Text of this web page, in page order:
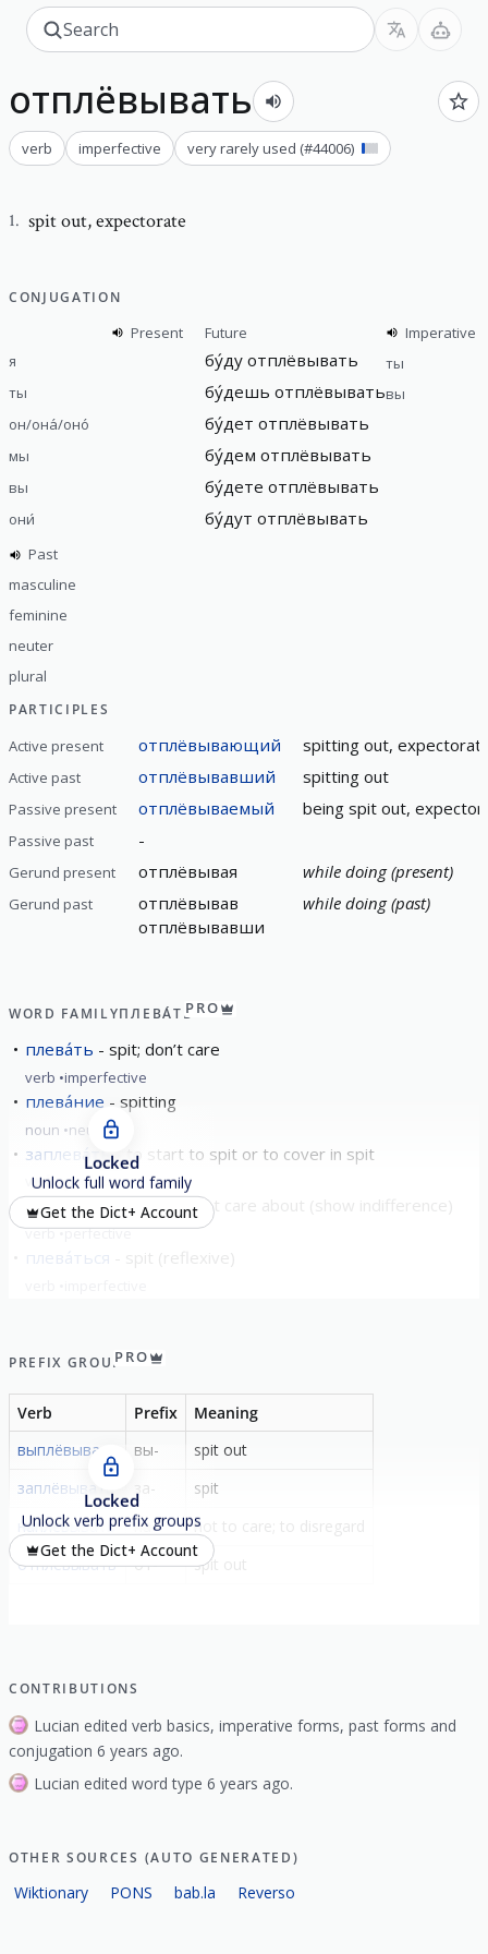
отплёвывать
verb imperfective very rarely used (#44006)
1. spit out,expectorate
CONJUGATION
Present
Future
я
бу́ду отплёвывать
ты бу́дешь отплёвывать
он/она́/оно́ бу́дет отплёвывать
мы бу́дем отплёвывать
вы бу́дете отплёвывать
они́ бу́дут отплёвывать
Imperative
ты
вы
Past
masculine
feminine
neuter
plural
PARTICIPLES
Active present отплёвывающий spitting out,
Active past отплёвывавший spitting out
Passive present отплёвываемый being spit out,
Passive past -
Gerund present отплёвывая while doing (present)
Gerund past
отплёвывав
отплёвывавши
while doing (past)
WORD FAMILYПЛЕВА́ТЬPRO
плева́ть spit; don’t care
verb imperfective
плева́ние spitting
noun neuter
заплева́ть to start to spit or to cover in spit
verb perfective
наплева́ть "spit" to not care about (show indifference)
verb perfective
плева́ться
Locked
Unlock full word family
Get the Dict+ Account
PREFIX GROUPPRO
Verb Prefix
Meaning
выплёвывать
вы-
spit out
заплёвывать
за-
spit
наплёвывать
на-
not to care; to disregard
отплёвывать
от- spit out
Locked
Unlock verb prefix groups
Get the Dict+ Account
CONTRIBUTIONS
Lucian edited verb basics, imperative forms, past forms and
conjugation 6 years ago.
Lucian edited word type 6 years ago.
OTHER SOURCES (AUTO GENERATED)
Wiktionary PONS bab.la Reverso